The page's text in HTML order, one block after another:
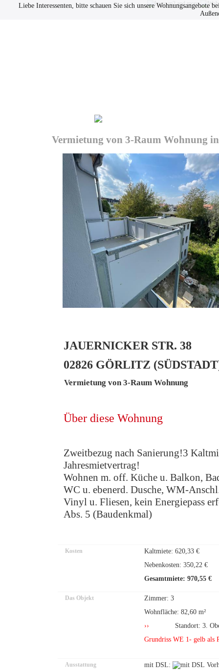
Liebe Interessenten, bitte schauen Sie sich unsere
Vermietung von 3-Raum Wohnung
JAUERNICKER STR. 38
02826 GÖRLITZ
Vermietung von 3-Raum Wohnung
Über diese Wohnung
Zweitbezug nach Sanierung!3
Jahresmietvertrag!
Wohnen m. off. Küche u. Balkon,
WC u. ebenerd. Dusche, WM-
Vinyl u. Fliesen, kein Energiepass
Abs. 5 (Baudenkmal)
Kosten
Kaltmiete: 620,33 €
Nebenkosten: 350,22 €
Gesamtmiete: 970,55 €
Das Objekt
Zimmer: 3
Wohnfläche: 82,60 m²
Standort: 3.
››
Ausstattung
mit DSL: